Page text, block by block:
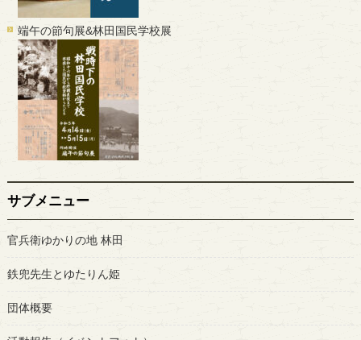
端午の節句展&林田国民学校展
サブメニュー
官兵衛ゆかりの地 林田
鉄兜先生とゆたりん姫
団体概要